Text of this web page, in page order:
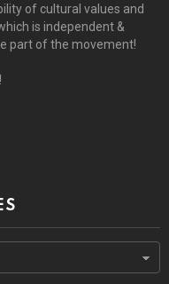
of cultural values and
is independent &
part of the movement!